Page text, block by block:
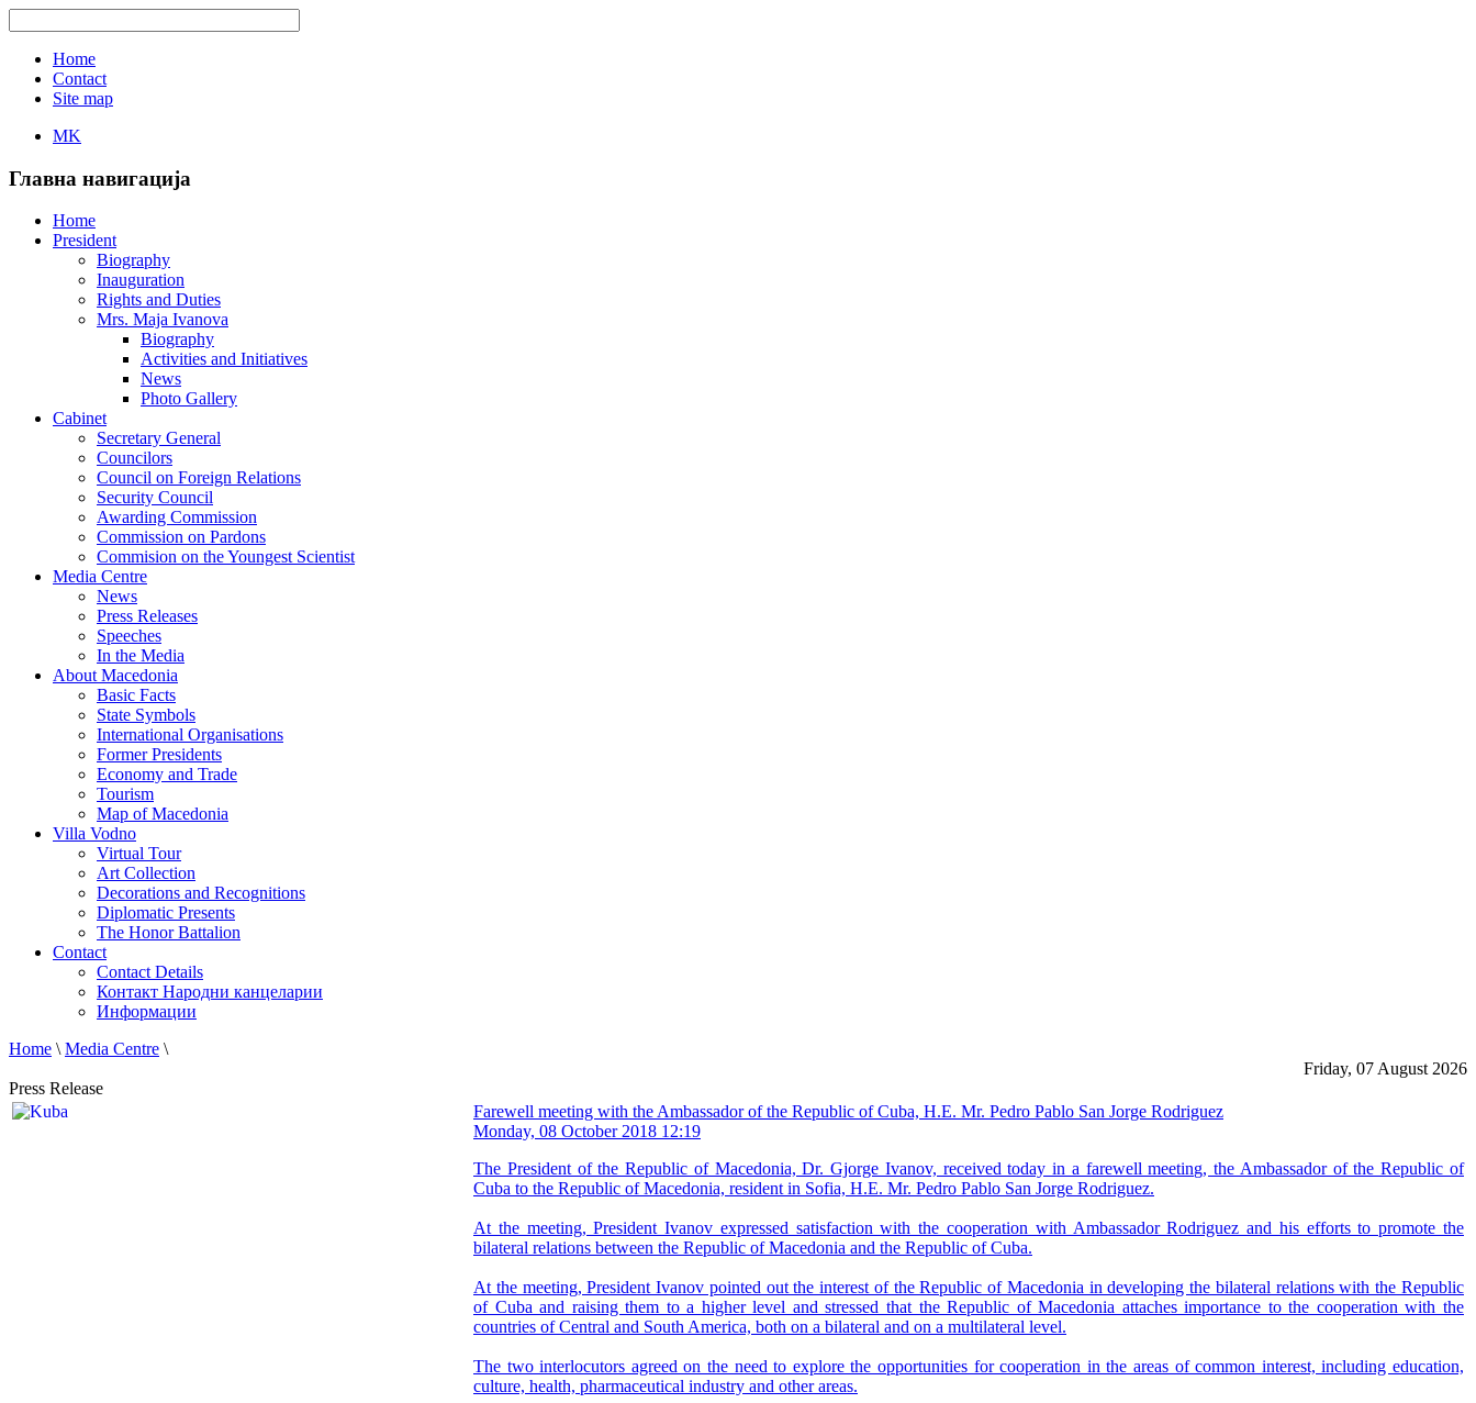
Home
Contact
Site map
MK
Главна навигација
Home
President
Biography
Inauguration
Rights and Duties
Mrs. Maja Ivanova
Biography
Activities and Initiatives
News
Photo Gallery
Cabinet
Secretary General
Councilors
Council on Foreign Relations
Security Council
Awarding Commission
Commission on Pardons
Commision on the Youngest Scientist
Media Centre
News
Press Releases
Speeches
In the Media
About Macedonia
Basic Facts
State Symbols
International Organisations
Former Presidents
Economy and Trade
Tourism
Map of Macedonia
Villa Vodno
Virtual Tour
Art Collection
Decorations and Recognitions
Diplomatic Presents
The Honor Battalion
Contact
Contact Details
Контакт Народни канцеларии
Информации
Home \Media Centre \
Friday, 07 August 2026
Press Release
Farewell meeting with the Ambassador of the Republic of Cuba, H.E. Mr. Pedro Pablo San Jorge Rodriguez
Monday, 08 October 2018 12:19
The President of the Republic of Macedonia, Dr. Gjorge Ivanov, received today in a farewell meeting, the Ambassador of the Republic of
Cuba to the Republic of Macedonia, resident in Sofia, H.E. Mr. Pedro Pablo San Jorge Rodriguez.
At the meeting, President Ivanov expressed satisfaction with the cooperation with Ambassador Rodriguez and his efforts to promote the
bilateral relations between the Republic of Macedonia and the Republic of Cuba.
At the meeting, President Ivanov pointed out the interest of the Republic of Macedonia in developing the bilateral relations with the Republic
of Cuba and raising them to a higher level and stressed that the Republic of Macedonia attaches importance to the cooperation with the
countries of Central and South America, both on a bilateral and on a multilateral level.
The two interlocutors agreed on the need to explore the opportunities for cooperation in the areas of common interest, including education,
culture, health, pharmaceutical industry and other areas.